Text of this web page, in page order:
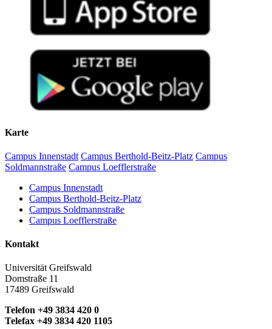
Karte
Campus Innenstadt Campus Berthold-Beitz-Platz Campus
Soldmannstraße Campus Loefflerstraße
Campus Innenstadt
Campus Berthold-Beitz-Platz
Campus Soldmannstraße
Campus Loefflerstraße
Kontakt
Universität Greifswald
Domstraße 11
17489 Greifswald
Telefon +49 3834 420 0
Telefax +49 3834 420 1105